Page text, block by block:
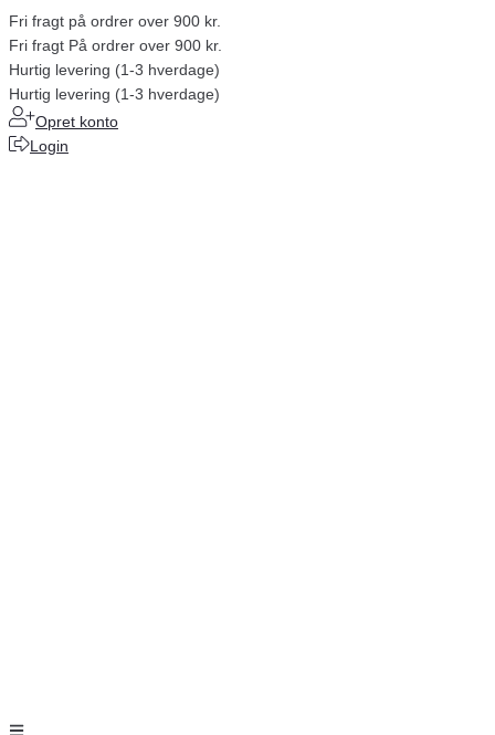
Fri fragt på ordrer over 900 kr.
Fri fragt På ordrer over 900 kr.
Hurtig levering (1-3 hverdage)
Hurtig levering (1-3 hverdage)
Opret konto
Login